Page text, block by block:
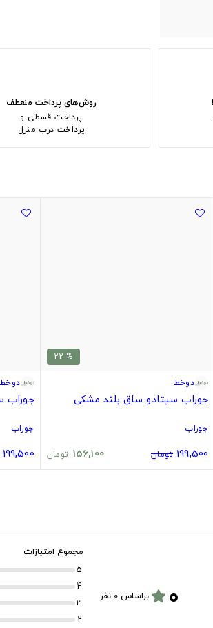
روش‌های پرداخت منعطف
پرداخت قسطی و
پرداخت درب منزل
% 22
دوخط
جوراب سیتادو ساق بلند مشکی
جوراب
199,500 تومان 156,100 تومان
دوخط
جوراب
جوراب
199,500
۰ starبراساس 0 نفر
مجموع امتیازات
5
4
3
2